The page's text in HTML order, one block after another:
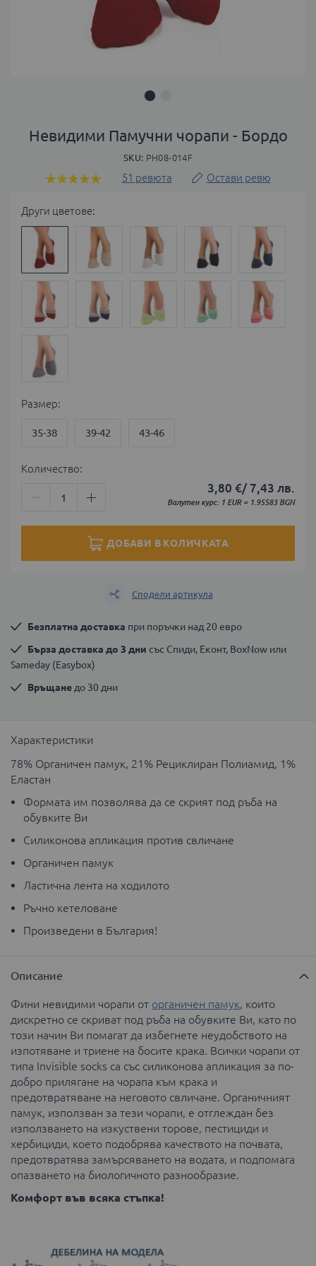
галерия
Невидими Памучни чорапи - Бордо
SKU PH08-014F
Оценка:
51 ревюта Остави ревю
Други цветове:
Размер
35-38 39-42 43-46
3,80 €/ 7,43 лв.
Валутен курс: 1 EUR = 1.95583 BGN
Количество:
ДОБАВИ В КОЛИЧКАТА
Сподели артикула
Безплатна доставка при поръчки над 20 евро
Бърза доставка до 3 дни със Спиди, Еконт, BoxNow или
Sameday (Easybox)
Връщане до 30 дни
Характеристики
78% Органичен памук, 21% Рециклиран Полиамид, 1%
Еластан
Формата им позволява да се скрият под ръба на
обувките Ви
Силиконова апликация против свличане
Органичен памук
Ластична лента на ходилото
Ръчно кетеловане
Произведени в България!
Описание
Фини невидими чорапи от органичен памук, които
дискретно се скриват под ръба на обувките Ви, като по
този начин Ви помагат да избегнете неудобството на
изпотяване и триене на босите крака. Всички чорапи от
типа Invisible socks са със силиконова апликация за по-
добро прилягане на чорапа към крака и
предотвратяване на неговото свличане. Органичният
памук, използван за тези чорапи, е отглеждан без
използването на изкуствени торове, пестициди и
хербициди, което подобрява качеството на почвата,
предотвратява замърсяването на водата, и подпомага
опазването на биологичното разнообразие.
Комфорт във всяка стъпка!